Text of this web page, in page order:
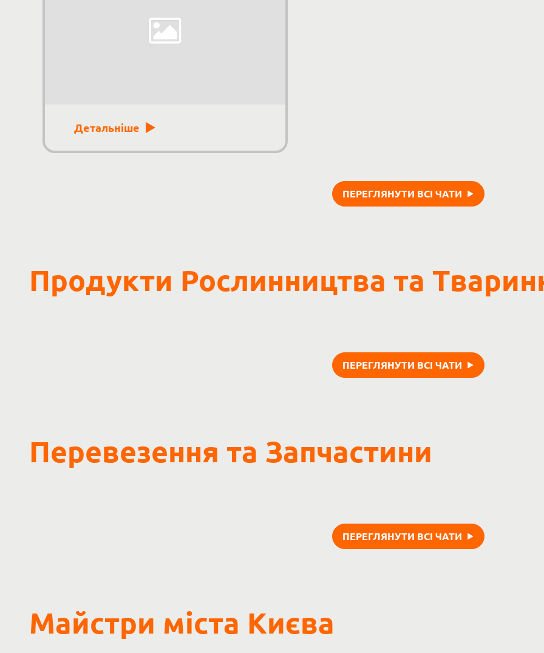
Детальніше
ПЕРЕГЛЯНУТИ ВСІ ЧАТИ
Продукти Рослинництва та
ПЕРЕГЛЯНУТИ ВСІ ЧАТИ
Перевезення та Запчастини
ПЕРЕГЛЯНУТИ ВСІ ЧАТИ
Майстри міста Києва